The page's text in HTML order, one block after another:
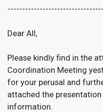
Dear All,
Please kindly find in the
Coordination Meeting
for your perusal and
attached the
information.